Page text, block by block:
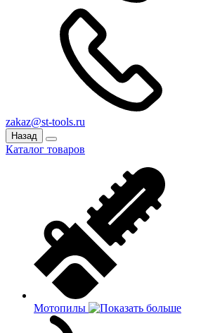
zakaz@st-tools.ru
Назад
Каталог товаров
Мотопилы